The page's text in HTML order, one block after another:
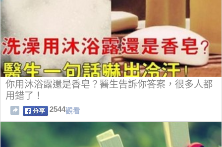
你用沐浴露還是香皂？醫生告訴你答案，很多人都
用錯了！
2544觀看